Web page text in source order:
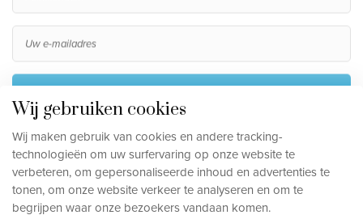
Wij gebruiken cookies
Wij maken gebruik van cookies en andere tracking-
technologieën om uw surfervaring op onze website te
verbeteren, om gepersonaliseerde inhoud en advertenties te
tonen, om onze website verkeer te analyseren en om te
begrijpen waar onze bezoekers vandaan komen.
Inschrijven
Door me in te schrijven ga ik akkoord met het verwerken
van mijn persoonsgegevens, die beschreven staan in de
privacy disclaimer.